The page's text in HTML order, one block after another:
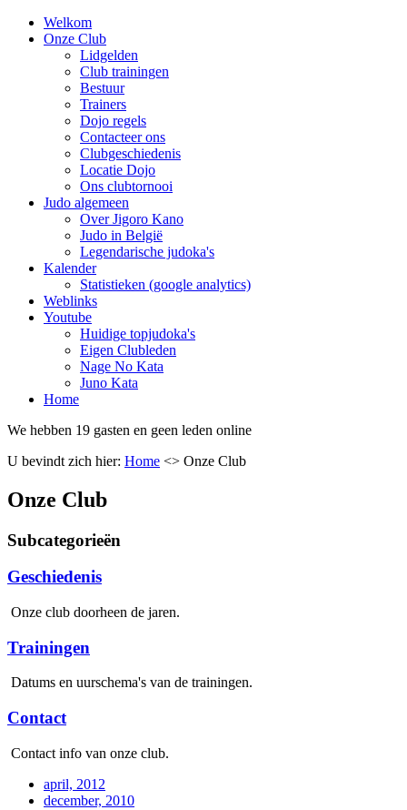
Welkom
Onze Club
Lidgelden
Club trainingen
Bestuur
Trainers
Dojo regels
Contacteer ons
Clubgeschiedenis
Locatie Dojo
Ons clubtornooi
Judo algemeen
Over Jigoro Kano
Judo in België
Legendarische judoka's
Kalender
Statistieken (google analytics)
Weblinks
Youtube
Huidige topjudoka's
Eigen Clubleden
Nage No Kata
Juno Kata
Home
We hebben 19 gasten en geen leden online
U bevindt zich hier: Home <> Onze Club
Onze Club
Subcategorieën
Geschiedenis
Onze club doorheen de jaren.
Trainingen
Datums en uurschema's van de trainingen.
Contact
Contact info van onze club.
april, 2012
december, 2010